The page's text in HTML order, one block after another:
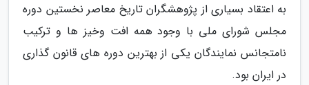
به اعتقاد بسیاری از پژوهشگران تاریخ معاصر نخستین دوره
مجلس شورای ملی با وجود همه افت وخیز ها و ترکیب
نامتجانس نمایندگان یکی از بهترین دوره های قانون گذاری
در ایران بود.